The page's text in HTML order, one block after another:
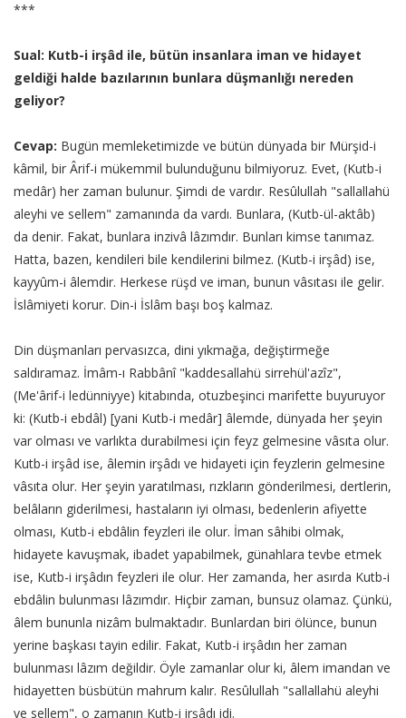
***
Sual: Kutb-i irşâd ile, bütün insanlara iman ve hidayet
geldiği halde bazılarının bunlara düşmanlığı nereden
geliyor?
Cevap: Bugün memleketimizde ve bütün dünyada bir Mürşid-i
kâmil, bir Ârif-i mükemmil bulunduğunu bilmiyoruz. Evet, (Kutb-i
medâr) her zaman bulunur. Şimdi de vardır. Resûlullah "sallallahü
aleyhi ve sellem" zamanında da vardı. Bunlara, (Kutb-ül-aktâb)
da denir. Fakat, bunlara inzivâ lâzımdır. Bunları kimse tanımaz.
Hatta, bazen, kendileri bile kendilerini bilmez. (Kutb-i irşâd) ise,
kayyûm-i âlemdir. Herkese rüşd ve iman, bunun vâsıtası ile gelir.
İslâmiyeti korur. Din-i İslâm başı boş kalmaz.
Din düşmanları pervasızca, dini yıkmağa, değiştirmeğe
saldıramaz. İmâm-ı Rabbânî "kaddesallahü sirrehül'azîz",
(Me'ârif-i ledünniyye) kitabında, otuzbeşinci marifette buyuruyor
ki: (Kutb-i ebdâl) [yani Kutb-i medâr] âlemde, dünyada her şeyin
var olması ve varlıkta durabilmesi için feyz gelmesine vâsıta olur.
Kutb-i irşâd ise, âlemin irşâdı ve hidayeti için feyzlerin gelmesine
vâsıta olur. Her şeyin yaratılması, rızkların gönderilmesi, dertlerin,
belâların giderilmesi, hastaların iyi olması, bedenlerin afiyette
olması, Kutb-i ebdâlin feyzleri ile olur. İman sâhibi olmak,
hidayete kavuşmak, ibadet yapabilmek, günahlara tevbe etmek
ise, Kutb-i irşâdın feyzleri ile olur. Her zamanda, her asırda Kutb-i
ebdâlin bulunması lâzımdır. Hiçbir zaman, bunsuz olamaz. Çünkü,
âlem bununla nizâm bulmaktadır. Bunlardan biri ölünce, bunun
yerine başkası tayin edilir. Fakat, Kutb-i irşâdın her zaman
bulunması lâzım değildir. Öyle zamanlar olur ki, âlem imandan ve
hidayetten büsbütün mahrum kalır. Resûlullah "sallallahü aleyhi
ve sellem", o zamanın Kutb-i irşâdı idi.